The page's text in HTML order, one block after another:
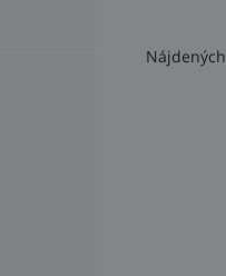
Nájdených